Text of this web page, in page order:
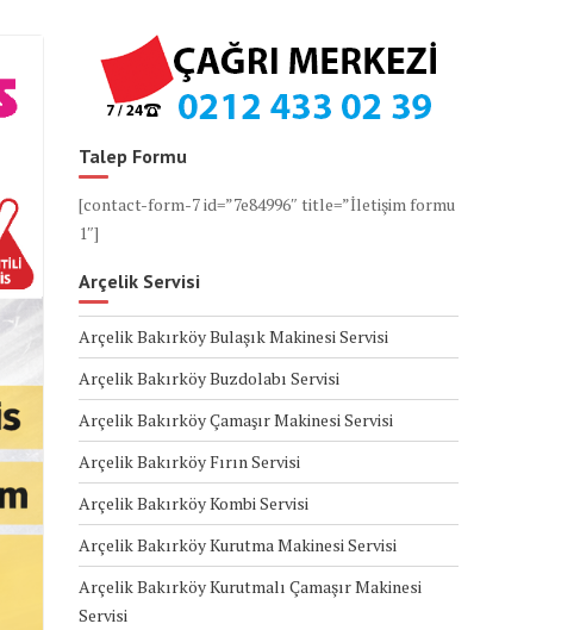
Talep Formu
[contact-form-7 id=”7e84996″ title=”İletişim formu
1″]
Arçelik Servisi
Arçelik Bakırköy Bulaşık Makinesi Servisi
Arçelik Bakırköy Buzdolabı Servisi
Arçelik Bakırköy Çamaşır Makinesi Servisi
Arçelik Bakırköy Fırın Servisi
Arçelik Bakırköy Kombi Servisi
Arçelik Bakırköy Kurutma Makinesi Servisi
Arçelik Bakırköy Kurutmalı Çamaşır Makinesi
Servisi